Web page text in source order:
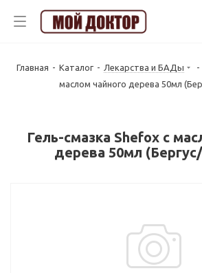
Главная - Каталог - Лекарства и БАДы -
маслом чайного дерева 50мл
Гель-смазка Shefox с
дерева 50мл